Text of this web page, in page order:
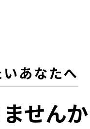
あなたへ
せん